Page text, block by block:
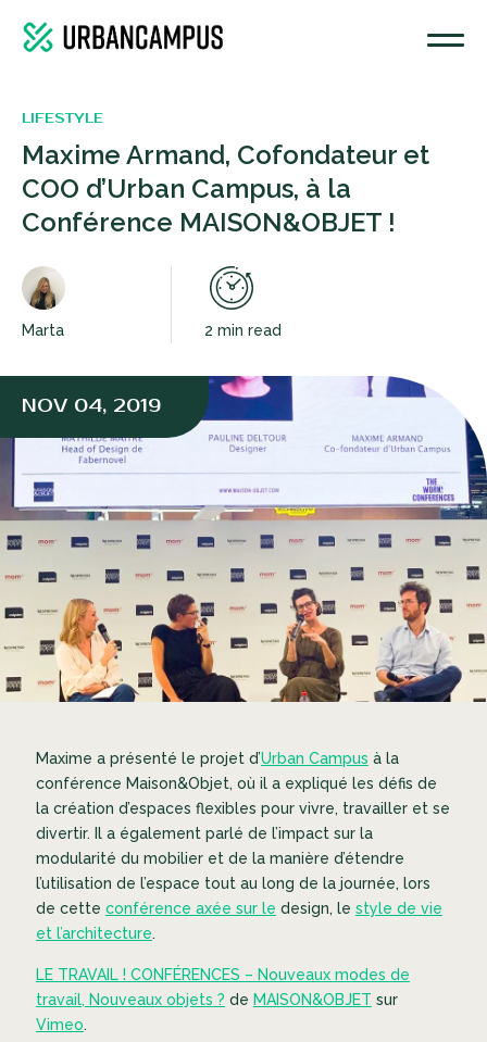
NOV 04, 2019
LIFESTYLE
Maxime Armand, Cofondateur et
COO d’Urban Campus, à la
Conférence MAISON&OBJET !
Marta 2 min read
Maxime a présenté le projet d’Urban Campus à la
conférence Maison&Objet, où il a expliqué les défis de
la création d’espaces flexibles pour vivre, travailler et se
divertir. Il a également parlé de l’impact sur la
modularité du mobilier et de la manière d’étendre
l’utilisation de l’espace tout au long de la journée, lors
de cette conférence axée sur le design, le style de vie
et l’architecture.
LE TRAVAIL ! CONFÉRENCES – Nouveaux modes de
travail, Nouveaux objets ? de MAISON&OBJET sur
Vimeo.